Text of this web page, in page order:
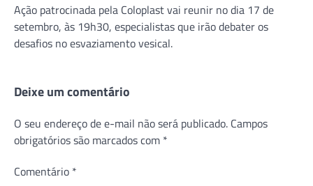
Ação patrocinada pela Coloplast vai reunir no dia 17 de
setembro, às 19h30, especialistas que irão debater os
desafios no esvaziamento vesical.
Deixe um comentário
O seu endereço de e-mail não será publicado. Campos
obrigatórios são marcados com *
Comentário *